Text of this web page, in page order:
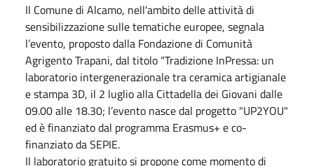
Il Comune di Alcamo, nell'ambito delle attività di
sensibilizzazione sulle tematiche europee, segnala
l’evento, proposto dalla Fondazione di Comunità
Agrigento Trapani, dal titolo “Tradizione InPressa: un
laboratorio intergenerazionale tra ceramica artigianale
e stampa 3D, il 2 luglio alla Cittadella dei Giovani dalle
09.00 alle 18.30; l’evento nasce dal progetto "UP2YOU"
ed è finanziato dal programma Erasmus+ e co-
finanziato da SEPIE.
Il laboratorio gratuito si propone come momento di